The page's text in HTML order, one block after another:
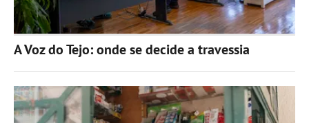
A Voz do Tejo: onde se decide a travessia